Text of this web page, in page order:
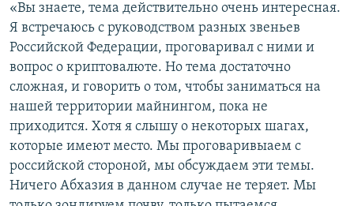
«Вы знаете, тема действительно очень интересная.
Я встречаюсь с руководством разных звеньев
Российской Федерации, проговаривал с ними и
вопрос о криптовалюте. Но тема достаточно
сложная, и говорить о том, чтобы заниматься на
нашей территории майнингом, пока не
приходится. Хотя я слышу о некоторых шагах,
которые имеют место. Мы проговаривыаем с
российской стороной, мы обсуждаем эти темы.
Ничего Абхазия в данном случае не теряет. Мы